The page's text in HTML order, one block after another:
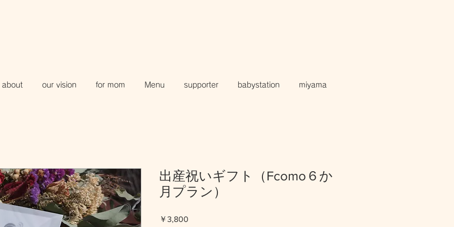
about our vision for mom Menu supporter babystation miyama
出産祝いギフト（Fcomo６か
月プラン）
￥3,800